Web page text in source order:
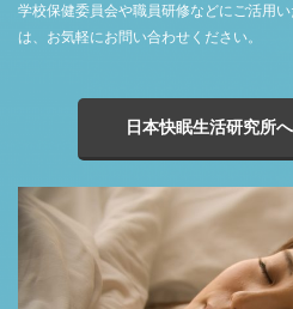
学校保健委員会や職員研修などにご活用
は、お気軽にお問い合わせください。
日本快眠生活研究所